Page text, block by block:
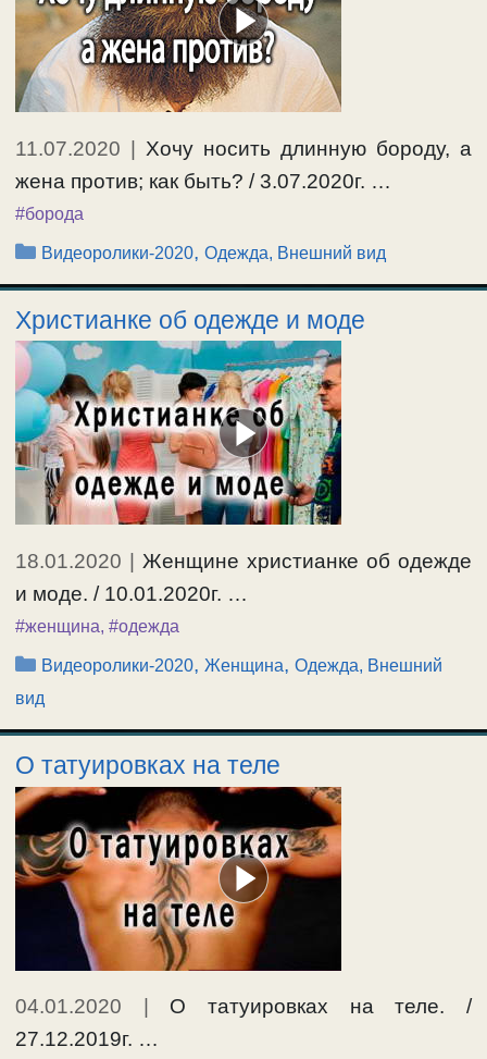
11.07.2020 | Хочу носить длинную бороду, а
жена против; как быть? / 3.07.2020г. …
#борода
Рубрики
Видеоролики-2020,Одежда, Внешний вид
Христианке об одежде и моде
18.01.2020 | Женщине христианке об одежде
и моде. / 10.01.2020г. …
#женщина, #одежда
Рубрики
Видеоролики-2020,Женщина,Одежда, Внешний
вид
О татуировках на теле
04.01.2020
О татуировках на теле. /
27.12.2019г. …